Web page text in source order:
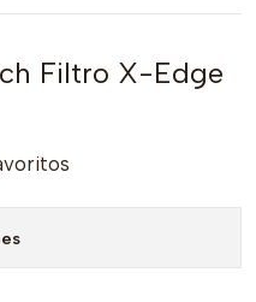
Filtro X-Edge